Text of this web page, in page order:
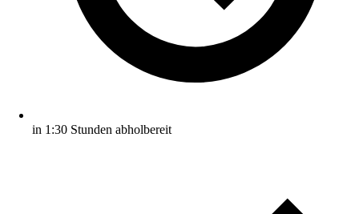
in 1:30 Stunden abholbereit